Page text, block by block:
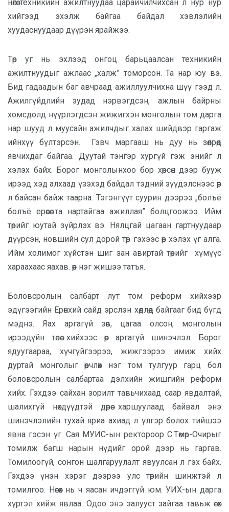
нөгөө техникийн ажилтнуудаа царайчилчихсан л нур нур
хийгээд эхэлж байгаа байдал хэвлэлийн
хуудаснуудаар дүүрэн ярайжээ.
Төр уг нь эхлээд онгоц барьцаалсан техникийн
ажилтнуудыг ажлаас „халж” томорсон. Та нар юу вэ.
Бид гадаадын баг авчраад ажиллуулчихна шүү гээд л.
Ажилгүйдлийн зудад нэрвэгдсэн, ажлын байрны
хомсдолд нүүрлэгдсэн жижигхэн монголын том дарга
нар шууд л муусайн ажилчдыг халах шийдвэр гаргаж
ийнхүү бүлтэрсэн. Гэвч маргааш нь дуу нь зөөлрөөд
явчихдаг байгаа. Дуутай тэнгэр хургүй гэж энийг л
хэлэх байх. Борог монголынхоо бор хөрсөн дээр бууж
ирээд хэд алхаад үзэхэд байдал тэдний зүүдэлснээс өөр
л байсан байж таарна. Тэгэнгүүт суурин дээрээ „болъё
болъё ерөөсөө та нартайгаа ажиллая” болцгоожээ. Ийм
төрийг юутай зүйрлэх вэ. Нялцгай цагаан гартнуудаар
дүүрсэн, новшийн сул дорой төр гэхээс өөр хэлэх үг алга.
Ийм холимог хүйстэн шиг зан авиртай төрийг хүмүүс
хараахаас яахав. өөр нэг жишээ татъя.
Боловсролын салбарт лут том реформ хийхээр
эдүгээгийн Ерөнхий сайд эрслэн хөдлөөд байгааг бид бүгд
мэднэ. Яах аргагүй зөв, цагаа олсон, монголын
ирээдүйн төлөө хийхээс өөр аргагүй шинэчлэл. Борог
ядуугаараа, хүчгүйгээрээ, жижгээрээ имиж хийх
дуртай монголыг өөрчлөх нэг том тулгуур гарц бол
боловсролын салбартаа дэлхийн жишгийн реформ
хийх. Гэхдээ сайхан зорилт тавьчихаад саар явдалтай,
шалихгүй нөхдүүдтэй дөрөө харшуулаад байвал энэ
шинэчлэлийн тухай яриа ахиад л үлгэр болох тийшээ
явна гэсэн үг. Сая МУИС-ын ректороор С.Төмөр-Очирыг
томилж багш нарын нүдийг орой дээр нь гаргав.
Томилоогүй, сонгон шалгаруулалт явуулсан л гэх байх.
Гэхдээ үнэн хэрэг дээрээ улс төрийн шинжтэй л
томилгоо. Нөгөөх нь ч яасан ичдэггүй юм. УИХ-ын дарга
хүртэл хийж явлаа. Одоо энэ залууст зайгаа тавьж өгөх